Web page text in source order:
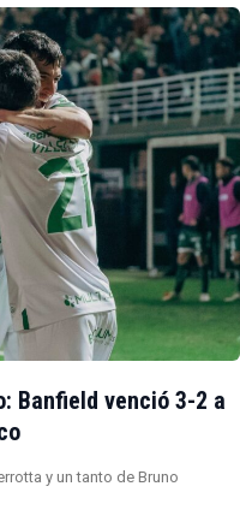
Banfield venció 3-2 a
y un tanto de Bruno